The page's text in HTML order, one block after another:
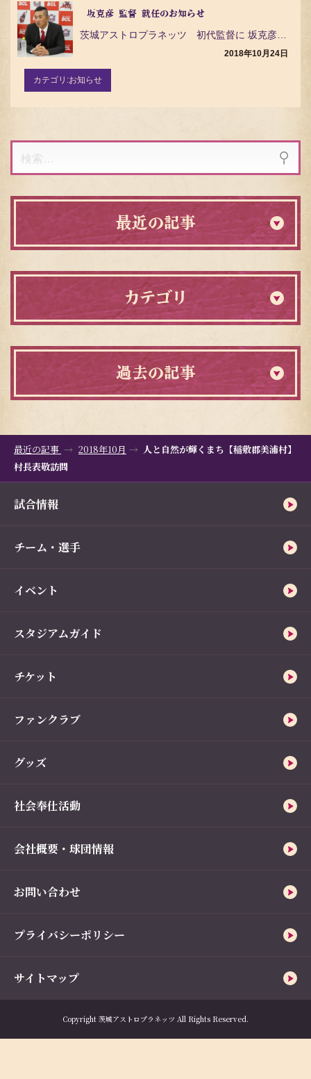
坂克彦 監督 就任のお知らせ
茨城アストロプラネッツ 初代監督に 坂克彦氏が就任することが決定しましたので、お知らせいたします。 …
2018年10月24日
カテゴリ:お知らせ
索:
最近の記事
カテゴリ
過去の記事
最近の記事 2018年10月
人と自然が輝くまち【稲敷郡美浦村】
村長表敬訪問
試合情報
チーム・選手
イベント
スタジアムガイド
チケット
ファンクラブ
グッズ
社会奉仕活動
会社概要・球団情報
お問い合わせ
プライバシーポリシー
サイトマップ
Copyright 茨城アストロプラネッツ All Rights Reserved.